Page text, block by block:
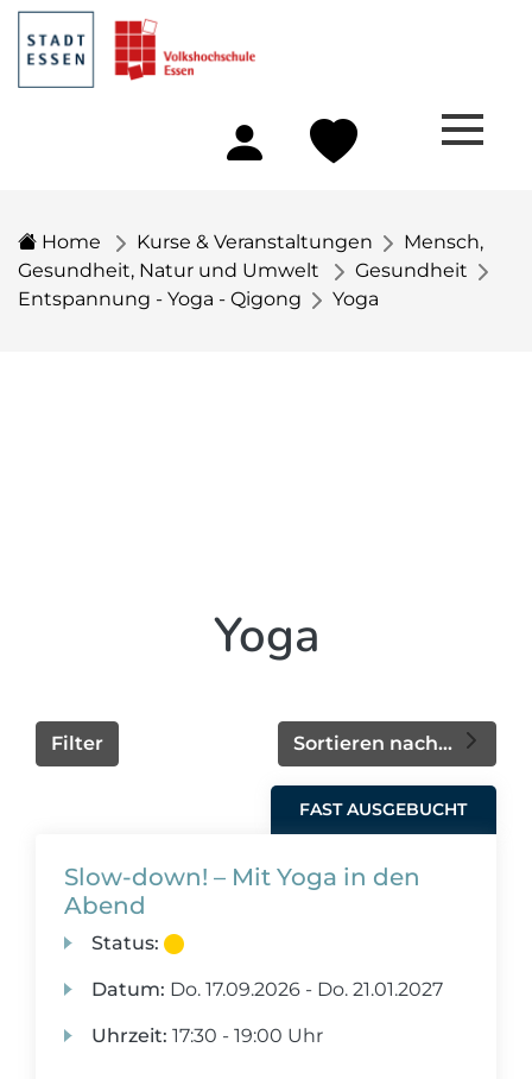
Home Kurse & Veranstaltungen
Mensch,
Gesundheit, Natur und Umwelt
Gesundheit
Entspannung - Yoga - Qigong
Yoga
Yoga
Sortieren nach...
Filter
FAST AUSGEBUCHT
Slow-down! – Mit Yoga in den
Abend
Status:
Datum: Do. 17.09.2026 - Do. 21.01.2027
Uhrzeit: 17:30 - 19:00 Uhr